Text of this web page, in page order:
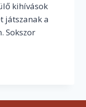
kihívások
játszanak a
Sokszor